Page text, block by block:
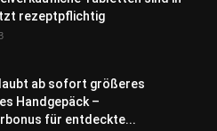
rezeptpflichtig
ab sofort größeres
Handgepäck –
für entdeckte...